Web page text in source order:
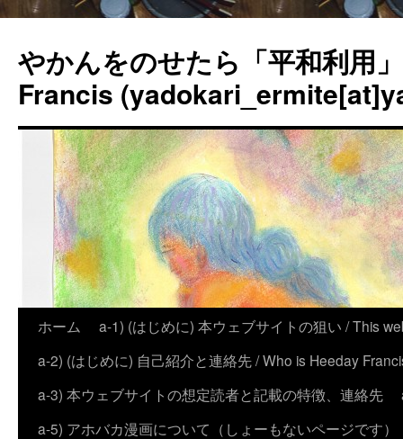
やかんをのせたら「平和利用
Francis
ホーム
a-1) (はじめに) 本ウェブサイトの狙い / This
a-2) (はじめに) 自己紹介と連絡先 / Who is Heeday
a-3) 本ウェブサイトの想定読者と記載の特徴、連絡先
a-5) アホバカ漫画について（しょーもないページです）